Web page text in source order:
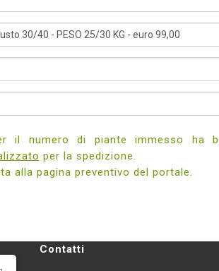
il numero di piante immesso ha
per la spedizione.
alla pagina preventivo del portale.
Contatti